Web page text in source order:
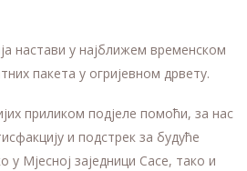
настави у најближем временском
пакета у огријевном дрвету.
приликом подјеле помоћи, за нас
и подстрек за будуће
у Мјесној заједници Сасе, тако и